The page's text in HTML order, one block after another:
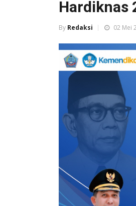
Hardiknas
By Redaksi 02 Mei